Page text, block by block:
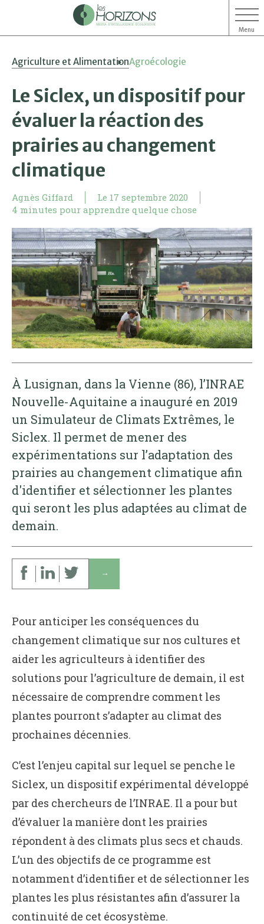
Menu
Agriculture et AlimentationAgroécologie
Le Siclex, un dispositif pour
évaluer la réaction des
prairies au changement
climatique
Agnès Giffard Le 17 septembre 2020
4 minutes pour apprendre quelque chose
À Lusignan, dans la Vienne (86), l’INRAE
Nouvelle-Aquitaine a inauguré en 2019
un Simulateur de Climats Extrêmes, le
Siclex. Il permet de mener des
expérimentations sur l’adaptation des
prairies au changement climatique afin
d'identifier et sélectionner les plantes
qui seront les plus adaptées au climat de
demain.
↓
Pour anticiper les conséquences du
changement climatique sur nos cultures et
aider les agriculteurs à identifier des
solutions pour l’agriculture de demain, il est
nécessaire de comprendre comment les
plantes pourront s’adapter au climat des
prochaines décennies.
C’est l’enjeu capital sur lequel se penche le
Siclex, un dispositif expérimental développé
par des chercheurs de l’INRAE. Il a pour but
d’évaluer la manière dont les prairies
répondent à des climats plus secs et chauds.
L’un des objectifs de ce programme est
notamment d’identifier et de sélectionner les
plantes les plus résistantes afin d’assurer la
continuité de cet écosystème.